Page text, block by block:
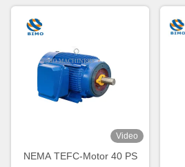
Video
NEMA TEFC-Motor 40 PS